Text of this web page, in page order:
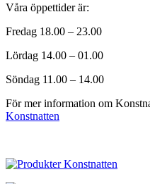
Våra öppettider är:
Fredag 18.00 – 23.00
Lördag 14.00 – 01.00
Söndag 11.00 – 14.00
För mer information om
Konstnatten